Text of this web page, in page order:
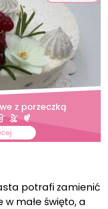
z porzeczką
potrafi zamienić
w małe święto, a